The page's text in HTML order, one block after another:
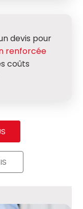
devis pour
renforcée
coûts